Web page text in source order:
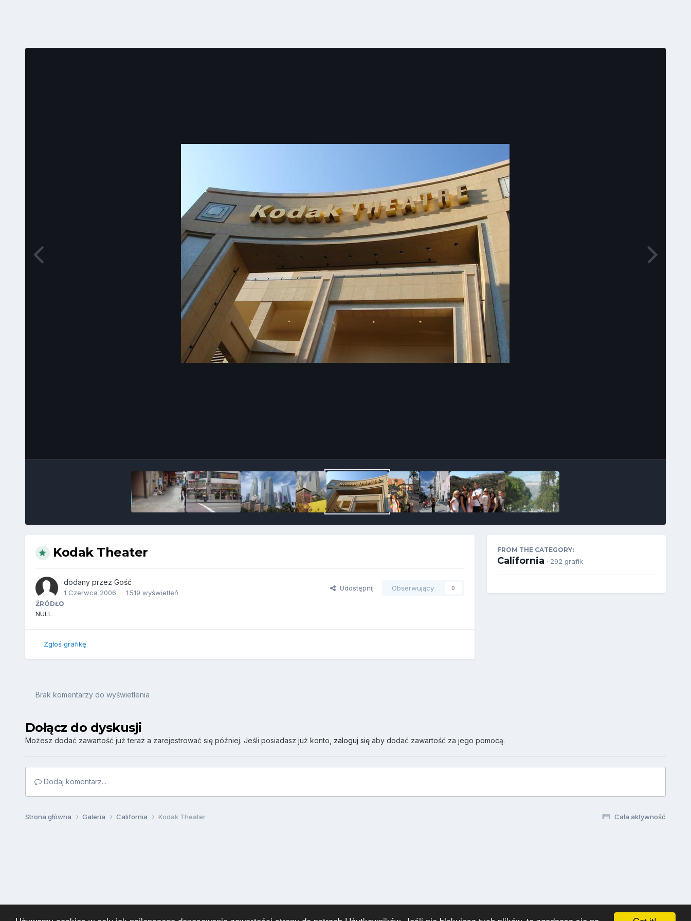
Kodak Theater
dodany przez Gość
1 Czerwca 2006 1 519 wyświetleń
Udostępnij Obserwujący 0
ŹRÓDŁO
NULL
Zgłoś grafikę
FROM THE CATEGORY:
California · 292 grafik
Brak komentarzy do wyświetlenia
Dołącz do dyskusji
Możesz dodać zawartość już teraz a zarejestrować się później. Jeśli posiadasz już konto, zaloguj sięaby dodać zawartość za jego pomocą.
Dodaj komentarz...
Cała aktywność
Strona główna Galeria California Kodak Theater